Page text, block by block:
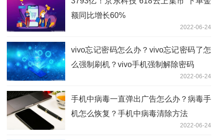
额同比增长60%
2022-06-24
vivo忘记密码怎么办？vivo忘记密码了怎
么强制刷机？vivo手机强制解除密码
2022-06-24
手机中病毒一直弹出广告怎么办？病毒手
机怎么恢复？手机中病毒清除方法
2022-06-24